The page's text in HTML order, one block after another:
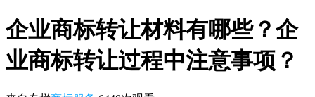
企业商标转让材料有哪些？企
业商标转让过程中注意事项？